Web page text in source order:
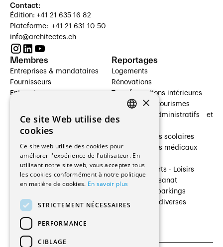
Contact:
Édition: +41 21 635 16 82
Plateforme: +41 21 631 10 50
info@architectes.ch
Membres
Entreprises & mandataires
Fournisseurs
Entreprises
Architectes paysagistes
Architectes d'intérieur
Entreprises générales
Ingénieurs et mandataires
Fabricants / Fournisseurs
Régies immobilières
Gestion PPE
Reportages
Logements
Rénovations
Transformations intérieures
Hôtelleries et tourismes
Bâtiments administratifs et
Établissements scolaires
Établissements médicaux
Villas
Cultures - Sports - Loisirs
Industrie - Artisanat
Transports et parkings
Constructions diverses
×
Ce site Web utilise des
cookies
Ce site web utilise des cookies pour
améliorer l'expérience de l'utilisateur. En
utilisant notre site web, vous acceptez tous
les cookies conformément à notre politique
en matière de cookies. En savoir plus
STRICTEMENT NÉCESSAIRES
PERFORMANCE
CIBLAGE